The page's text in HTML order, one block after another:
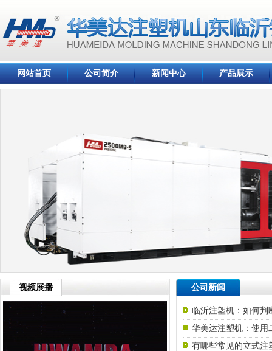
网站首页 公司简介 新闻中心 产品展示
公司新闻
临沂注塑机：如何判
华美达注塑机：使用
有哪些常见的立式注
视频展播